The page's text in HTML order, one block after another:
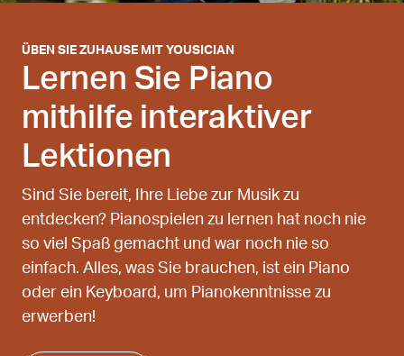
ÜBEN SIE ZUHAUSE MIT YOUSICIAN
Lernen Sie Piano
mithilfe interaktiver
Lektionen
Sind Sie bereit, Ihre Liebe zur Musik zu
entdecken? Pianospielen zu lernen hat noch nie
so viel Spaß gemacht und war noch nie so
einfach. Alles, was Sie brauchen, ist ein Piano
oder ein Keyboard, um Pianokenntnisse zu
erwerben!